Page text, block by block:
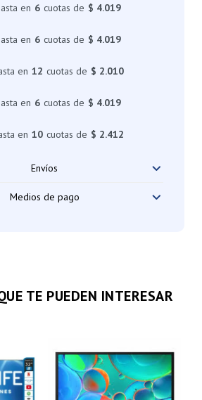
en 6 cuotas de $ 4.019
en 6 cuotas de $ 4.019
en 12 cuotas de $ 2.010
en 6 cuotas de $ 4.019
en 10 cuotas de $ 2.412
Envíos
Medios de pago
TE PUEDEN INTERESAR